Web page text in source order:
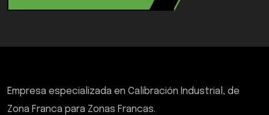
Empresa especializada en Calibración Industrial, de
Zona Franca para Zonas Francas.